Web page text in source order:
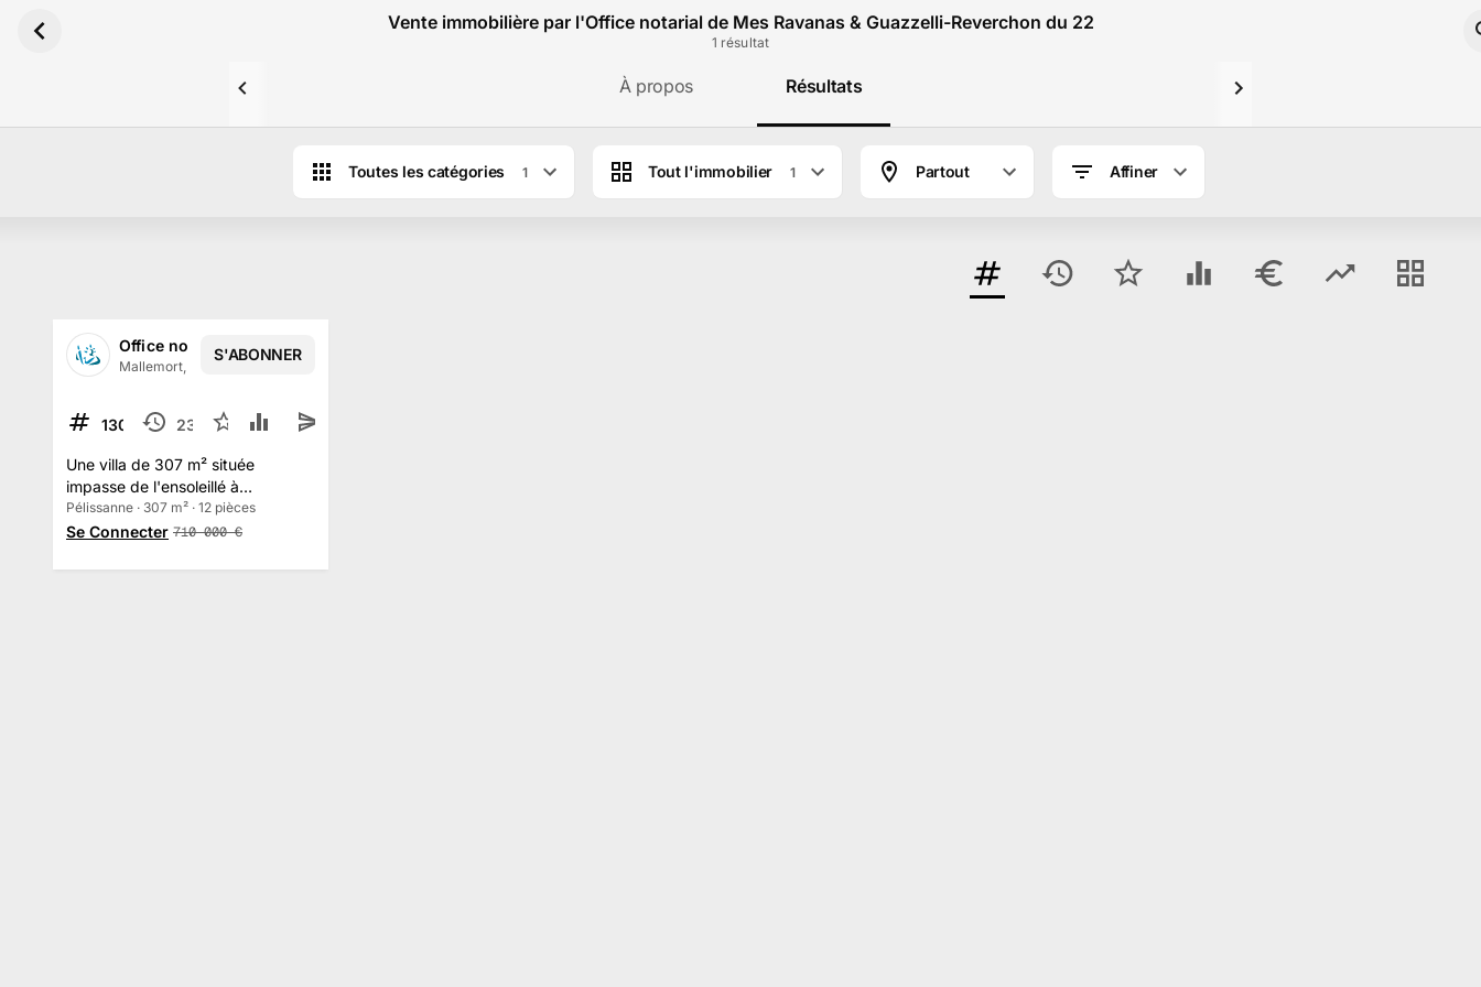
Vente immobilière par l'Office notarial de Mes Ravanas & Guazzelli-Reverchon du 22 au 23 Avril 2025
1 résultat
À propos Résultats
Toutes les catégories 1 Tout l'immobilier 1 Partout Affiner
Office notarial de Mes Ravanas & Guazzelli-Reverchon
Mallemort, France ·132 abonné
S'ABONNER
TERMINÉ
1/9
13074-25031823 avr. 2025
3 23.4 k
Une villa de 307 m² située
impasse de l'ensoleillé à
Pelissanne
Pélissanne · 307 m² · 12 pièces
Se Connecter 710 000 €